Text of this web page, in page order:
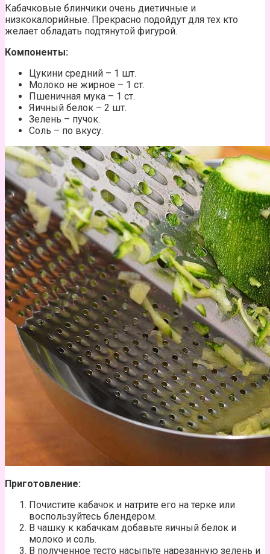
Кабачковые блинчики очень диетичные и
низкокалорийные. Прекрасно подойдут для тех кто
желает обладать подтянутой фигурой.
Компоненты:
Цукини средний – 1 шт.
Молоко не жирное – 1 ст.
Пшеничная мука – 1 ст.
Яичный белок – 2 шт.
Зелень – пучок.
Соль – по вкусу.
Приготовление:
Почистите кабачок и натрите его на терке или
воспользуйтесь блендером.
В чашку к кабачкам добавьте яичный белок и
молоко и соль.
В полученное тесто насыпьте нарезанную зелень и